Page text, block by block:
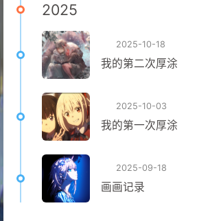
2025
2025-10-18
我的第二次厚涂
2025-10-03
我的第一次厚涂
2025-09-18
画画记录